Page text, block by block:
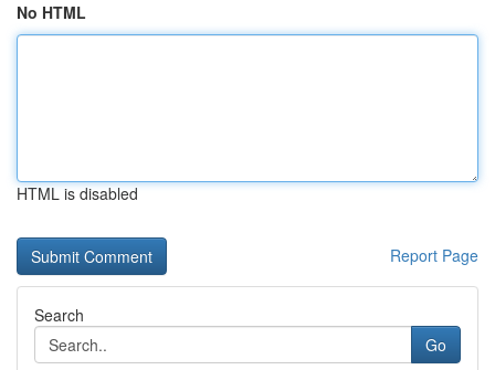
No HTML
HTML is disabled
Report Page
Search
Go